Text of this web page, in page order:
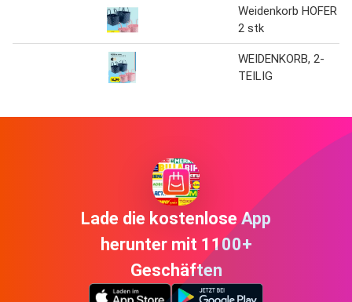
Weidenkorb HOFER
2 stk
WEIDENKORB, 2-
TEILIG
Lade die kostenlose App
herunter mit 1100+
Geschäften